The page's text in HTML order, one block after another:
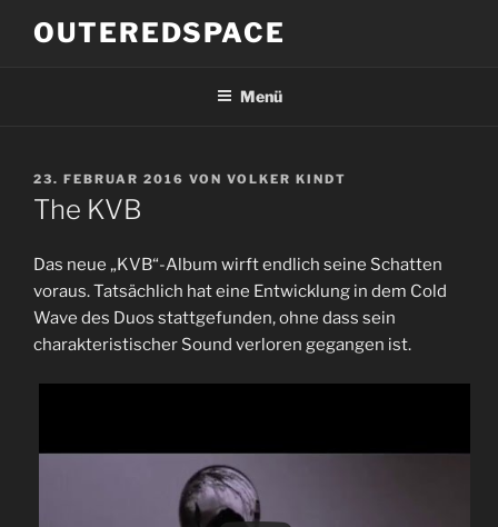
InhaltOUTEREDSPACE
Menü
VERÖFFENTLICHT
AM
23. FEBRUAR 2016 VON VOLKER KINDT
The KVB
Das neue „KVB“-Album wirft endlich seine Schatten
voraus. Tatsächlich hat eine Entwicklung in dem Cold
Wave des Duos stattgefunden, ohne dass sein
charakteristischer Sound verloren gegangen ist.